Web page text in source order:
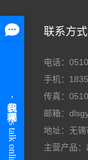
联系方式
电话：
手机：
传真：
邮箱：
地址：无
主营产品：